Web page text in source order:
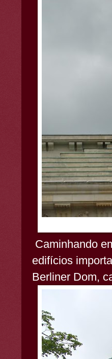
Caminhando
edifícios
Berliner Dom,